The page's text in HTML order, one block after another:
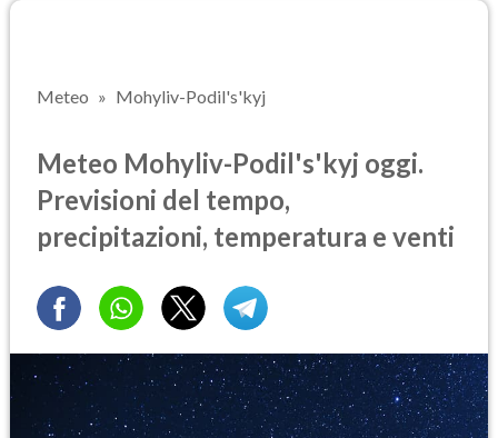
Meteo Mohyliv-Podil's'kyj
Meteo Mohyliv-Podil's'kyj oggi.
Previsioni del tempo,
precipitazioni, temperatura e venti